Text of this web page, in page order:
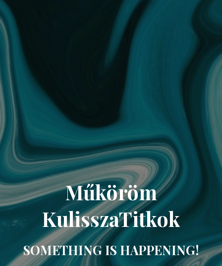
Műköröm
KulisszaTitkok
SOMETHING IS HAPPENING!